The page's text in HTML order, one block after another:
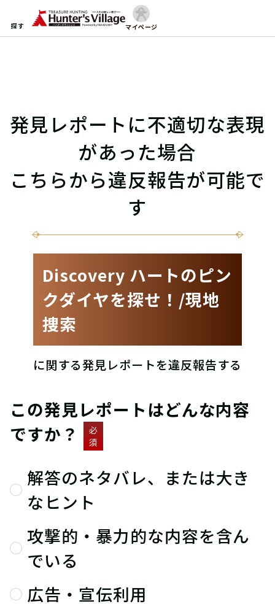
探す マイページ
発見レポートに不適切な表現
があった場合
こちらから違反報告が可能で
す
Discovery ハートのピン
クダイヤを探せ！/現地
捜索
に関する発見レポートを違反報告する
この発見レポートはどんな内容
ですか？
必
須
解答のネタバレ、または大き
なヒント
攻撃的・暴力的な内容を含ん
でいる
広告・宣伝利用